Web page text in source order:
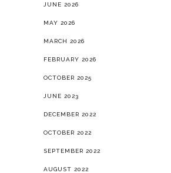
JUNE 2026
MAY 2026
MARCH 2026
FEBRUARY 2026
OCTOBER 2025
JUNE 2023
DECEMBER 2022
OCTOBER 2022
SEPTEMBER 2022
AUGUST 2022